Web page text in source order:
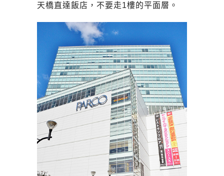
天橋直達飯店，不要走1樓的平面層。